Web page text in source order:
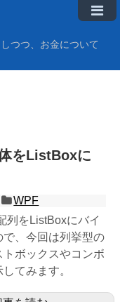
つつ、お金について
をListBoxに
WPF
列をListBoxにバイ
で、今回は列挙型の
トボックスやコンボ
てみます。